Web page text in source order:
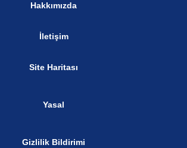
Hakkımızda
İletişim
Site Haritası
Yasal
Gizlilik Bildirimi